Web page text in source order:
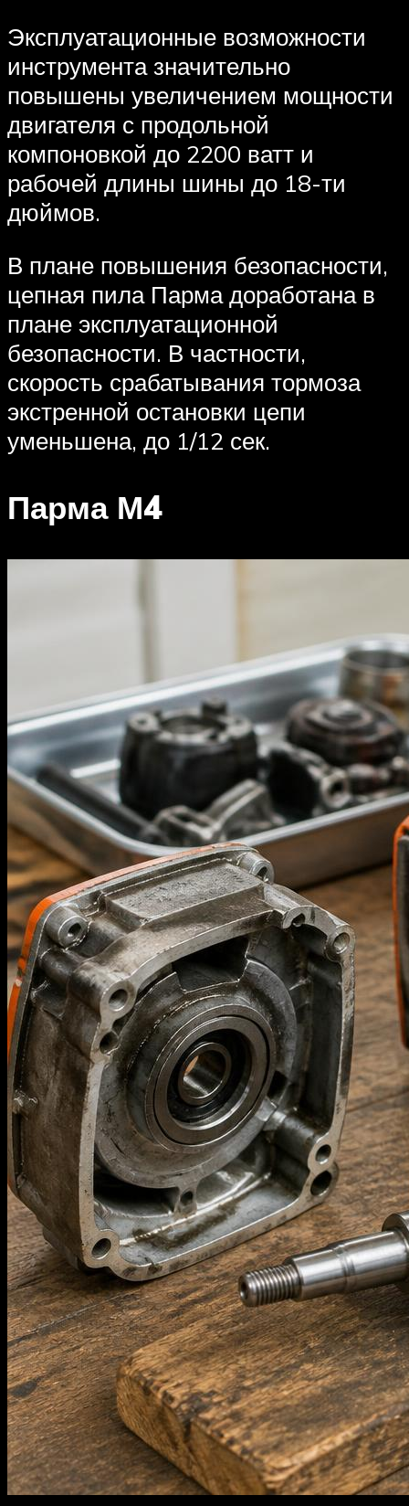
Эксплуатационные возможности
инструмента значительно
повышены увеличением мощности
двигателя с продольной
компоновкой до 2200 ватт и
рабочей длины шины до 18-ти
дюймов.
В плане повышения безопасности,
цепная пила Парма доработана в
плане эксплуатационной
безопасности. В частности,
скорость срабатывания тормоза
экстренной остановки цепи
уменьшена, до 1/12 сек.
Парма М4